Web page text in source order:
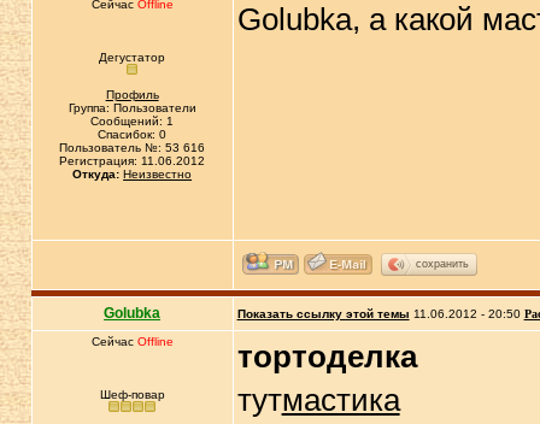
Сейчас Offline
Дегустатор
Профиль
Группа: Пользователи
Сообщений: 1
Спасибок: 0
Пользователь №: 53 616
Регистрация: 11.06.2012
Откуда: Неизвестно
Golubka, а какой
сохранить
Golubka Показать ссылку этой темы 11.06.2012 - 20:50
Сейчас Offline
Шеф-повар
тортоделка
тутмастика